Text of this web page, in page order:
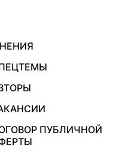
ПУБЛИЧНОЙ